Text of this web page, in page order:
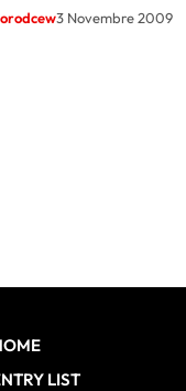
3 Novembre 2009
LIST